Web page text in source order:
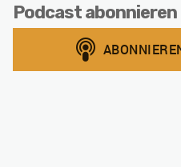
Podcast abonnieren